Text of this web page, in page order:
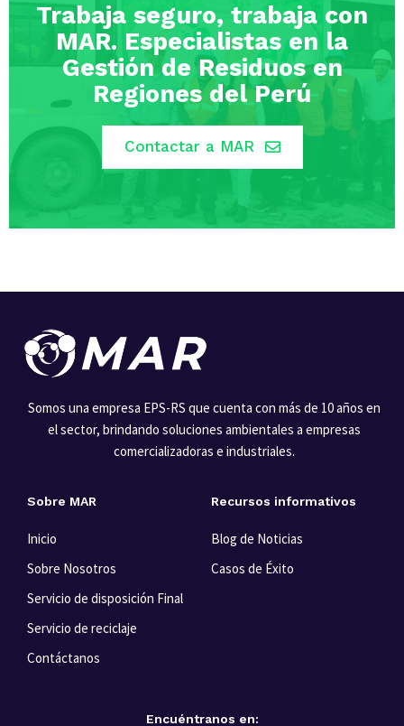
Trabaja seguro, trabaja con
MAR. Especialistas en la
Gestión de Residuos en
Regiones del Perú
Contactar a MAR
Somos una empresa EPS-RS que cuenta con más de 10 años en
el sector, brindando soluciones ambientales a empresas
comercializadoras e industriales.
Sobre MAR
Inicio
Sobre Nosotros
Servicio de disposición Final
Servicio de reciclaje
Contáctanos
Recursos informativos
Blog de Noticias
Casos de Éxito
Encuéntranos en: